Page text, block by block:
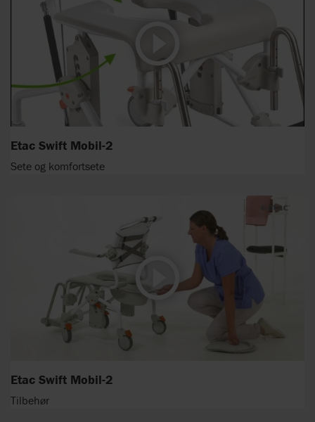
Etac Swift Mobil-2
Sete og komfortsete
Etac Swift Mobil-2
Tilbehør